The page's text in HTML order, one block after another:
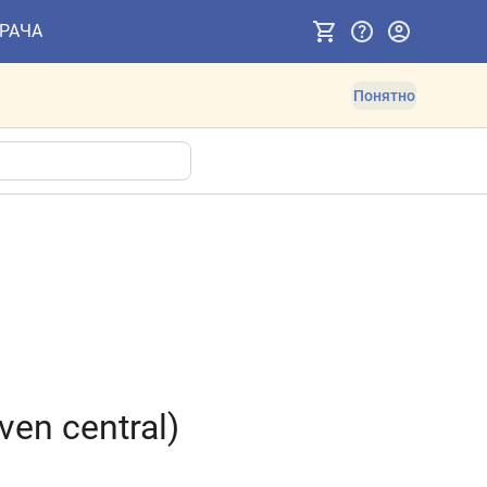
Понятно
central)